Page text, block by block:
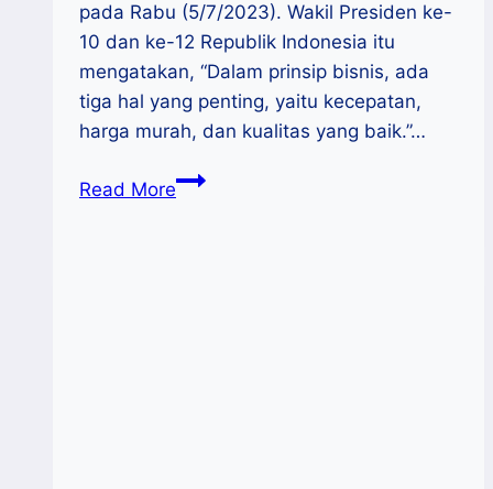
pada Rabu (5/7/2023). Wakil Presiden ke-
10 dan ke-12 Republik Indonesia itu
mengatakan, “Dalam prinsip bisnis, ada
tiga hal yang penting, yaitu kecepatan,
harga murah, dan kualitas yang baik.”…
Read MoreJK